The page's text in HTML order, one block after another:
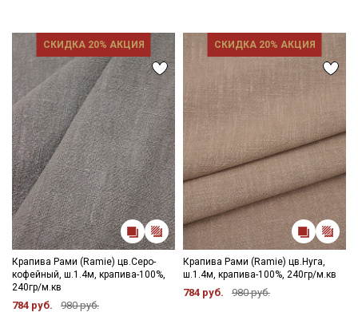
СКИДКА 20% АКЦИЯ
Крапива Рами (Ramie) цв.Серо-
кофейный, ш.1.4м, крапива-100%,
240гр/м.кв
784 руб. 980 руб.
СКИДКА 20% АКЦИЯ
Крапива Рами (Ramie) цв.Нуга,
ш.1.4м, крапива-100%, 240гр/м.кв
784 руб. 980 руб.